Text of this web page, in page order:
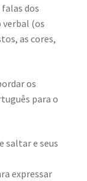
dos
verbal (os
as cores,
os
para o
saltar e seus
expressar